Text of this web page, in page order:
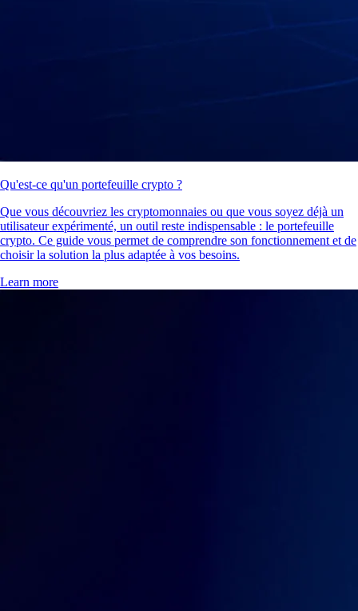
Qu'est-ce qu'un portefeuille crypto ?
Que vous découvriez les cryptomonnaies ou que vous soyez déjà un
utilisateur expérimenté, un outil reste indispensable : le portefeuille
crypto. Ce guide vous permet de comprendre son fonctionnement et de
choisir la solution la plus adaptée à vos besoins.
Learn more